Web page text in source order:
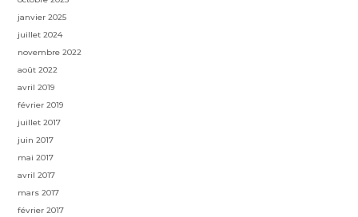
janvier 2025
juillet 2024
novembre 2022
août 2022
avril 2019
février 2019
juillet 2017
juin 2017
mai 2017
avril 2017
mars 2017
février 2017